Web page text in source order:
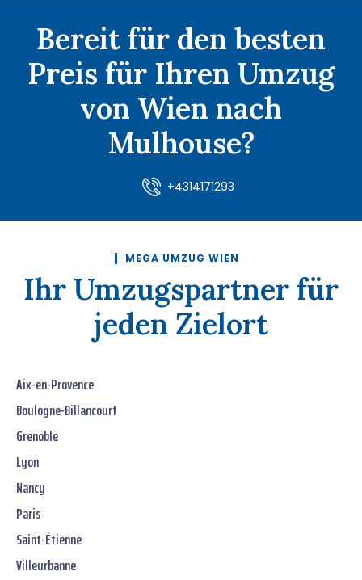
Bereit für den besten
Preis für Ihren Umzug
von Wien nach
Mulhouse?
+4314171293
MEGA UMZUG WIEN
Ihr Umzugspartner für
jeden Zielort
Aix-en-Provence
Boulogne-Billancourt
Grenoble
Lyon
Nancy
Paris
Saint-Étienne
Villeurbanne